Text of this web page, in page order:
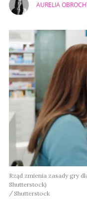
AURELIA
Rząd zmienia zasady gry
Shutterstock)
Shutterstock